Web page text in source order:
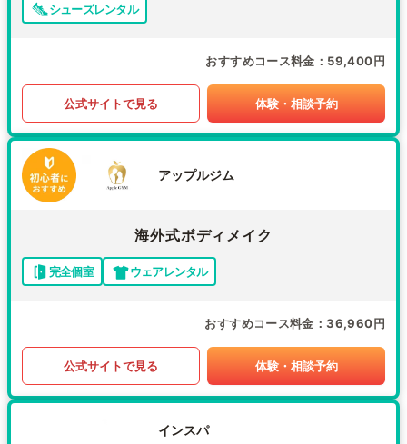
シューズレンタル
おすすめコース料金 59,400円
公式サイトで見る 体験・相談予約
アップルジム
海外式ボディメイク
完全個室 ウェアレンタル
おすすめコース料金 36,960円
公式サイトで見る 体験・相談予約
インスパ